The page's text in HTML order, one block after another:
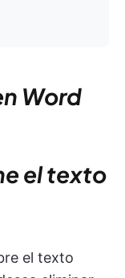
Word
el texto
el texto